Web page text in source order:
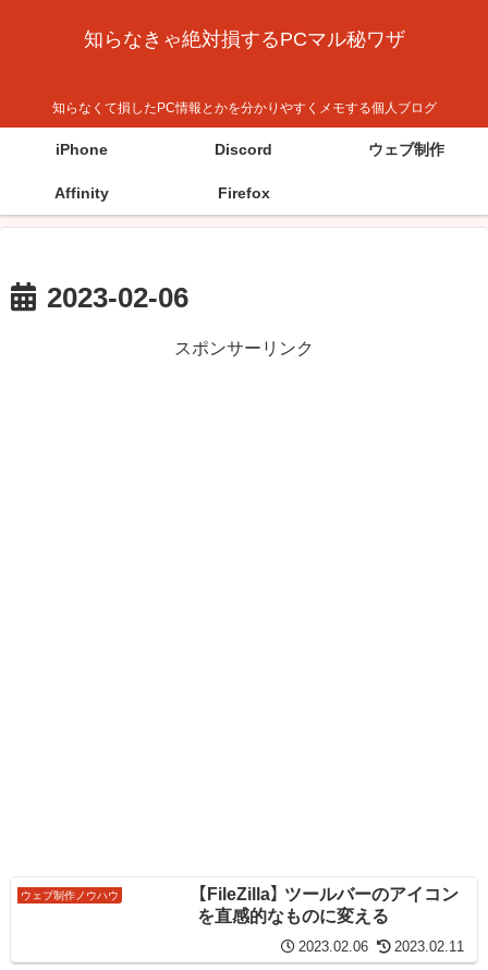
知らなきゃ絶対損するPCマル秘ワザ
知らなくて損したPC情報とかを分かりやすくメモする個人ブログ
iPhone Discord ウェブ制作
Affinity Firefox
2023-02-06
スポンサーリンク
ウェブ制作ノウハウ
【FileZilla】 ツールバーのアイコン
を直感的なものに変える
2023.02.06 2023.02.11